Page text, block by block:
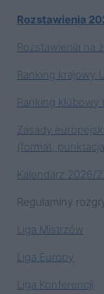
Rozstawienia
Rozstawienia na
Ranking krajowy
Ranking klubowy
Zasady
(format,
Kalendarz 2026/
Regulaminy
Liga Mistrzów
Liga Europy
Liga Konferencji